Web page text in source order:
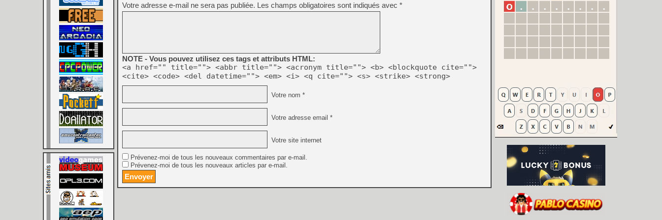
Votre adresse e-mail ne sera pas publiée. Les champs obligatoires sont indiqués avec *
NOTE - Vous pouvez utilisez ces tags et attributs HTML:
<a href="" title=""> <abbr title=""> <acronym title=""> <b> <blockquote cite="">
<cite> <code> <del datetime=""> <em> <i> <q cite=""> <s> <strike> <strong>
Votre nom *
Votre adresse email *
Votre site internet
Prévenez-moi de tous les nouveaux commentaires par e-mail.
Prévenez-moi de tous les nouveaux articles par e-mail.